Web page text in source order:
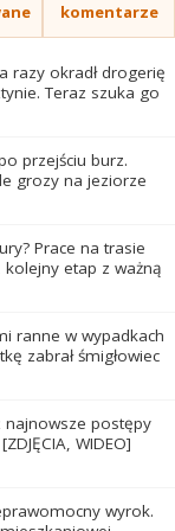
komentarze
razy okradł drogerię
Teraz szuka go
przejściu burz.
grozy na jeziorze
Prace na trasie
etap z ważną
ranne w wypadkach
zabrał śmigłowiec
najnowsze postępy
WIDEO]
wyrok.